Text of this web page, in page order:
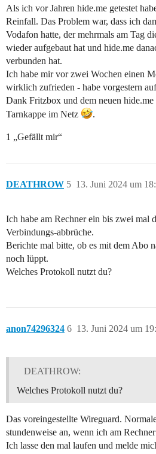
Als ich vor Jahren hide.me getestet
Reinfall. Das Problem war, dass ich
Vodafon hatte, der mehrmals am Tag
wieder aufgebaut hat und hide.me
verbunden hat.
Ich habe mir vor zwei Wochen einen
wirklich zufrieden - habe vorgestern
Dank Fritzbox und dem neuen
Tarnkappe im Netz
.
1 „Gefällt mir“
DEATHROW 13. Juni 2024 um
5
Ich habe am Rechner ein bis zwei mal
Verbindungs-abbrüche.
Berichte mal bitte, ob es mit dem Abo
noch lüppt.
Welches Protokoll nutzt du?
anon74296324 13. Juni 2024 um
6
DEATHROW:
Welches Protokoll nutzt du?
Das voreingestellte Wireguard.
stundenweise an, wenn ich am
Ich lasse den mal laufen und melde